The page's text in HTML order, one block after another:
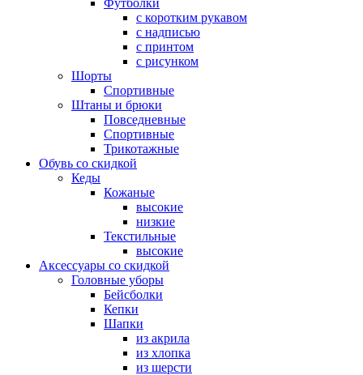
Футболки
с коротким рукавом
с надписью
с принтом
с рисунком
Шорты
Спортивные
Штаны и брюки
Повседневные
Спортивные
Трикотажные
Обувь со скидкой
Кеды
Кожаные
высокие
низкие
Текстильные
высокие
Аксессуары со скидкой
Головные уборы
Бейсболки
Кепки
Шапки
из акрила
из хлопка
из шерсти